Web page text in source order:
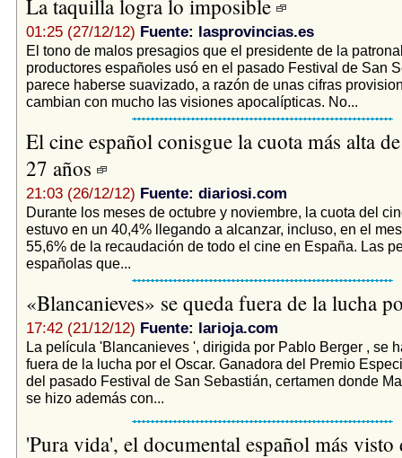
La taquilla logra lo imposible
01:25 (27/12/12) Fuente: lasprovincias.es
El tono de malos presagios que el presidente de la
productores españoles usó en el pasado Festival de San
parece haberse suavizado, a razón de unas cifras
cambian con mucho las visiones apocalípticas. No...
El cine español conisgue la cuota más alta
27 años
21:03 (26/12/12) Fuente: diariosi.com
Durante los meses de octubre y noviembre, la cuota del
estuvo en un 40,4% llegando a alcanzar, incluso, en el
55,6% de la recaudación de todo el cine en España. Las
españolas que...
«Blancanieves» se queda fuera de la lucha
17:42 (21/12/12) Fuente: larioja.com
La película 'Blancanieves ', dirigida por Pablo Berger , se
fuera de la lucha por el Oscar. Ganadora del Premio
del pasado Festival de San Sebastián, certamen donde
se hizo además con...
'Pura vida', el documental español más